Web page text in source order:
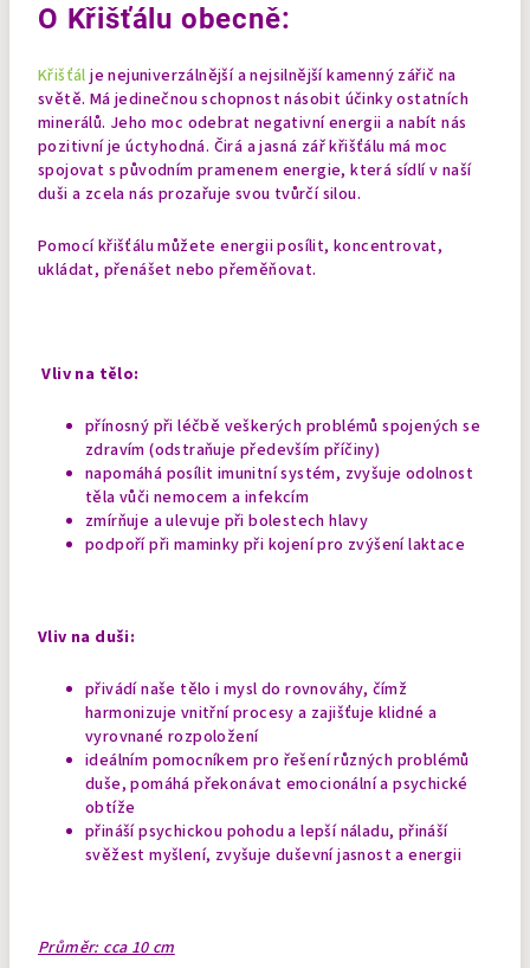
O Křišťálu obecně:
Křišťálje nejuniverzálnější a nejsilnější kamenný zářič na
světě. Má jedinečnou schopnost násobit účinky ostatních
minerálů. Jeho moc odebrat negativní energii a nabít nás
pozitivní je úctyhodná. Čirá a jasná zář křišťálu má moc
spojovat s původním pramenem energie, která sídlí v naší
duši a zcela nás prozařuje svou tvůrčí silou.
Pomocí křišťálu můžete energii posílit, koncentrovat,
ukládat, přenášet nebo přeměňovat.
Vliv na tělo:
přínosný při léčbě veškerých problémů spojených se
zdravím (odstraňuje především příčiny)
napomáhá posílit imunitní systém, zvyšuje odolnost
těla vůči nemocem a infekcím
zmírňuje a ulevuje při bolestech hlavy
podpoří při maminky při kojení pro zvýšení laktace
Vliv na duši:
přivádí naše tělo i mysl do rovnováhy, čímž
harmonizuje vnitřní procesy a zajišťuje klidné a
vyrovnané rozpoložení
ideálním pomocníkem pro řešení různých problémů
duše, pomáhá překonávat emocionální a psychické
obtíže
přináší psychickou pohodu a lepší náladu, přináší
svěžest myšlení, zvyšuje duševní jasnost a energii
Průměr: cca 10 cm